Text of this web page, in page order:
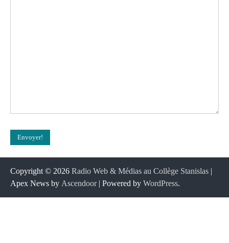
Copyright © 2026 Radio Web & Médias au Collège Stanislas |
Apex News by Ascendoor| Powered by WordPress.